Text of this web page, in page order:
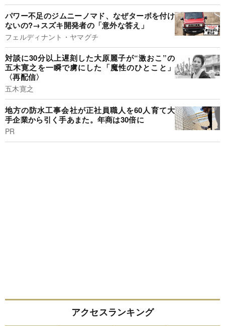
パワー不足のジムニーノマド、なぜターボを付け
ないの?→スズキ開発者の「意外な答え」
フェルディナント・ヤマグチ
対談に30分以上遅刻した大原麗子が“激おこ”の
五木寛之を一瞬で虜にした「魔性のひとこと」
〈再配信〉
五木寛之
地方の防水工事会社が正社員職人を60人育て大
手企業から引く手あまた。年商は30倍に
PR
アクセスランキング